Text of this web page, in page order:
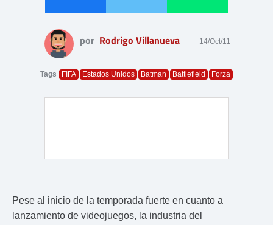
por Rodrigo Villanueva 14/Oct/11
Tags FIFA Estados Unidos Batman Battlefield Forza
Pese al inicio de la temporada fuerte en cuanto a
lanzamiento de videojuegos, la industria del